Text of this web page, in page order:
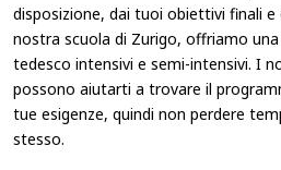
disposizione, dai tuoi obiettivi finali
nostra scuola di Zurigo, offriamo
tedesco intensivi e semi-intensivi. I
possono aiutarti a trovare il
tue esigenze, quindi non perdere
stesso.